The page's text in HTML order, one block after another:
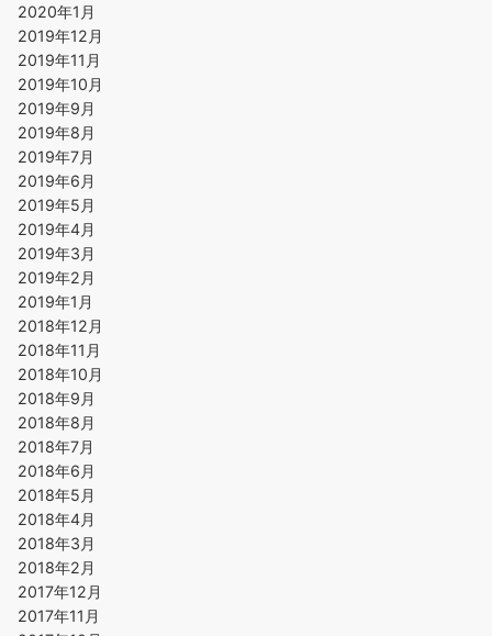
2020年1月
2019年12月
2019年11月
2019年10月
2019年9月
2019年8月
2019年7月
2019年6月
2019年5月
2019年4月
2019年3月
2019年2月
2019年1月
2018年12月
2018年11月
2018年10月
2018年9月
2018年8月
2018年7月
2018年6月
2018年5月
2018年4月
2018年3月
2018年2月
2017年12月
2017年11月